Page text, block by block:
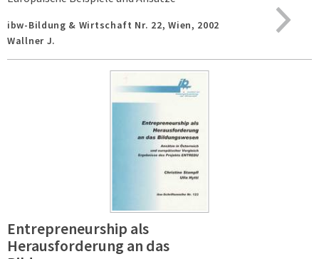
ibw-Bildung & Wirtschaft Nr. 22,Wien, 2002
Wallner J.
Entrepreneurship als
Herausforderung an das